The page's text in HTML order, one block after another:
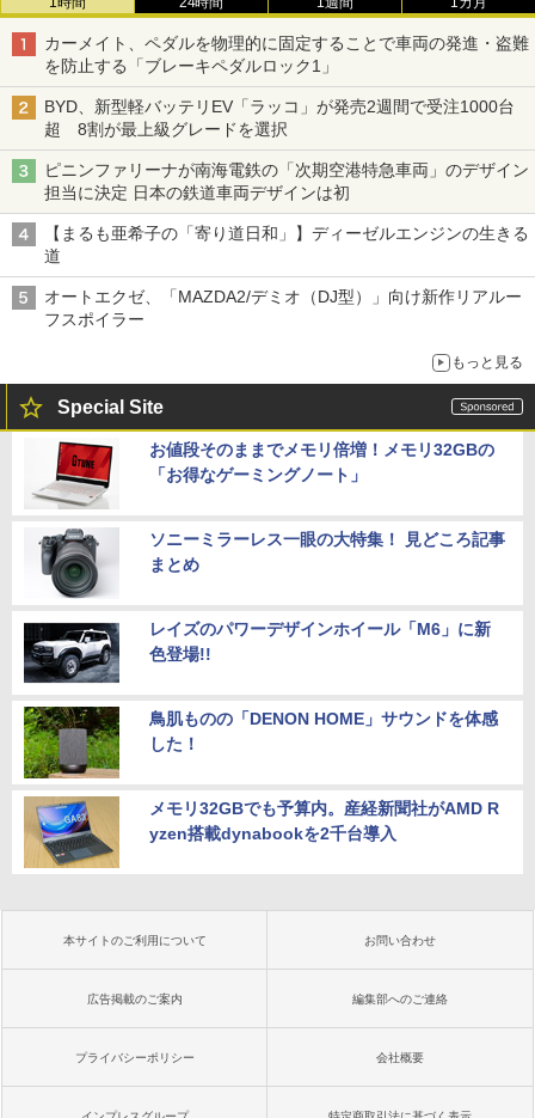
カーメイト、ペダルを物理的に固定することで車両の発進・盗難
を防止する「ブレーキペダルロック1」
BYD、新型軽バッテリEV「ラッコ」が発売2週間で受注1000台
超 8割が最上級グレードを選択
ピニンファリーナが南海電鉄の「次期空港特急車両」のデザイン
担当に決定 日本の鉄道車両デザインは初
【まるも亜希子の「寄り道日和」】ディーゼルエンジンの生きる
道
オートエクゼ、「MAZDA2/デミオ（DJ型）」向け新作リアルー
フスポイラー
もっと見る
Special Site
お値段そのままでメモリ倍増！メモリ32GBの
「お得なゲーミングノート」
ソニーミラーレス一眼の大特集！ 見どころ記事
まとめ
レイズのパワーデザインホイール「M6」に新
色登場!!
鳥肌ものの「DENON HOME」サウンドを体感
した！
メモリ32GBでも予算内。産経新聞社がAMD R
yzen搭載dynabookを2千台導入
本サイトのご利用について お問い合わせ
広告掲載のご案内 編集部へのご連絡
プライバシーポリシー 会社概要